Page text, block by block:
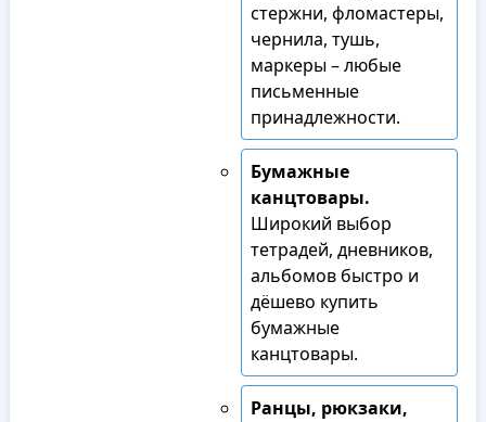
стержни, фломастеры,
чернила, тушь,
маркеры – любые
письменные
принадлежности.
Бумажные
канцтовары.
Широкий выбор
тетрадей, дневников,
альбомов быстро и
дёшево купить
бумажные
канцтовары.
Ранцы, рюкзаки,